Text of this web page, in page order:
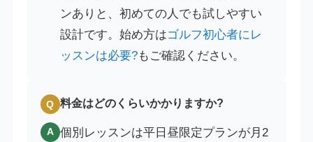
ンありと、初めての人でも試しやすい
設計です。始め方はゴルフ初心者にレ
ッスンは必要?もご確認ください。
Q 料金はどのくらいかかりますか?
A 個別レッスンは平日昼限定プランが月2